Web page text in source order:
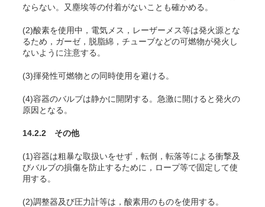
ならない。又塵埃等の付着がないことも確かめる。
(2)酸素を使用中，電気メス，レーザーメス等は発火源とな
るため，ガーゼ，脱脂綿，チューブなどの可燃物が発火し
ないように注意する 。
(3)揮発性可燃物との同時使用を避ける。
(4)容器のバルブは静かに開閉する。急激に開けると発火の
原因となる。
14.2.2 その他
(1)容器は粗暴な取扱いをせず，転倒，転落等による衝撃及
びバルブの損傷を防止するために，ロープ等で固定して使
用する。
(2)調整器及び圧力計等は，酸素用のものを使用する。